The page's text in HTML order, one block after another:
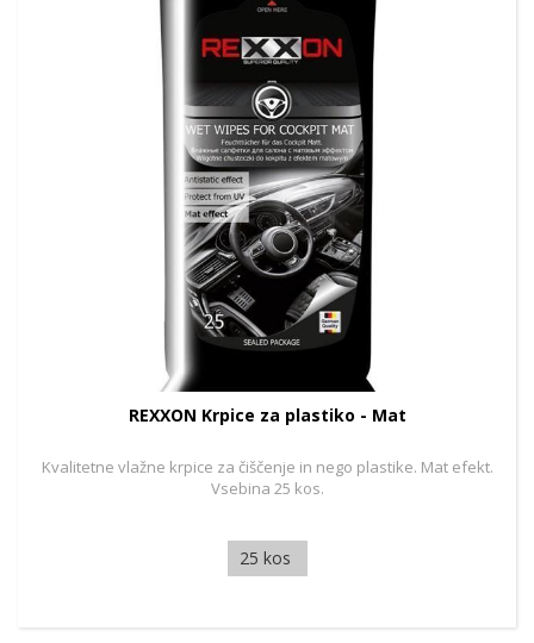
REXXON Krpice za plastiko - Mat
Kvalitetne vlažne krpice za čiščenje in nego plastike. Mat efekt.
Vsebina 25 kos.
25 kos